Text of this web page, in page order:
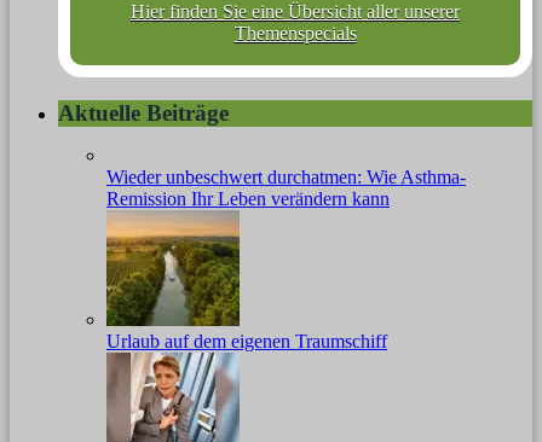
Hier finden Sie eine Übersicht aller unserer
Themenspecials
Aktuelle Beiträge
Wieder unbeschwert durchatmen: Wie Asthma-
Remission Ihr Leben verändern kann
Urlaub auf dem eigenen Traumschiff